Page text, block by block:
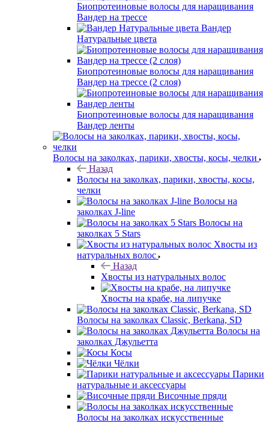
Биопротеиновые волосы для наращивания
Вандер на трессе
Вандер
Натуральные цвета
Биопротеиновые волосы для наращивания
Вандер на трессе (2 слоя)
Биопротеиновые волосы для наращивания
Вандер ленты
Волосы на заколках, парики, хвосты, косы, челки
Назад
Волосы на заколках, парики, хвосты, косы,
челки
Волосы на
заколках J-line
Волосы на
заколках 5 Stars
Хвосты из
натуральных волос
Назад
Хвосты из натуральных волос
Хвосты на крабе, на липучке
Волосы на заколках Classic, Berkana, SD
Волосы на
заколках Джульетта
Косы
Чёлки
Парики
натуральные и аксессуары
Височные пряди
Волосы на заколках искусственные